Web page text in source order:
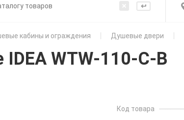
кабины и ограждения Душевые двери
WTW-110-C-B
Код товара